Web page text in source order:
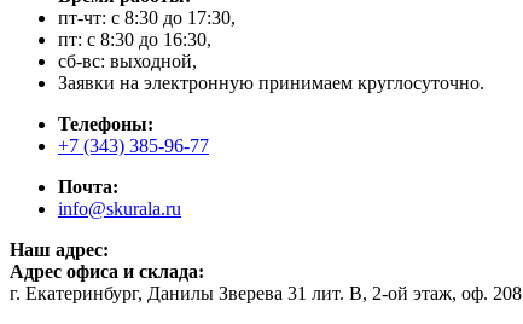
пт-чт: с 8:30 до 17:30,
пт: с 8:30 до 16:30,
сб-вс: выходной,
Заявки на электронную принимаем круглосуточно.
Телефоны:
+7 (343) 385-96-77
Почта:
info@skurala.ru
Наш адрес:
Адрес офиса и склада:
г. Екатеринбург, Данилы Зверева 31 лит. В, 2-ой этаж, оф. 208